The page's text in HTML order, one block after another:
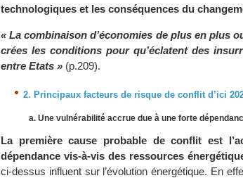
technologiques et les conséquences du
« La combinaison d’économies de plus en plus
crées les conditions pour qu’éclatent des
entre Etats » (p.209).
2. Principaux facteurs de risque de conflit d’ici
a. Une vulnérabilité accrue due à une forte
La première cause probable de conflit est
dépendance vis-à-vis des ressources
ci-dessus influent sur l’évolution énergétique. En